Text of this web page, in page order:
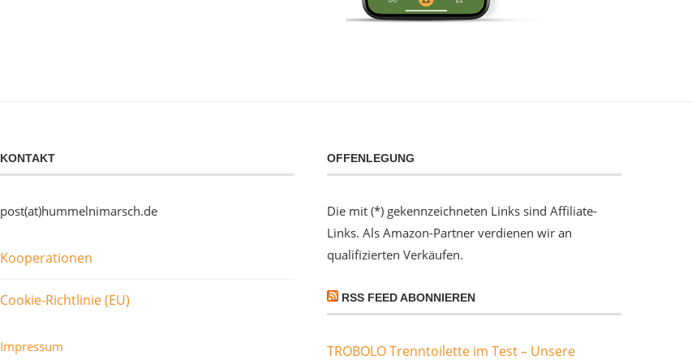
KONTAKT
post(at)hummelnimarsch.de
Kooperationen
Cookie-Richtlinie (EU)
Impressum
OFFENLEGUNG
Die mit (*) gekennzeichneten Links sind Affiliate-
Links. Als Amazon-Partner verdienen wir an
qualifizierten Verkäufen.
RSS FEED ABONNIEREN
TROBOLO Trenntoilette im Test – Unsere